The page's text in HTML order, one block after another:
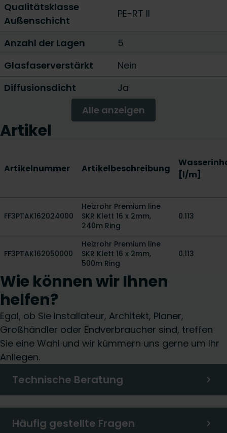
Qualitätsklasse
Außenschicht
PE-RT II
Anzahl der Lagen
5
Glasfaserverstärkt
Nein
Diffusionsdicht
Ja
Alle anzeigen
Artikel
Artikelnummer Artikelbeschreibung
[l/m]
FF3PTAK162024000
Heizrohr Premium line
SKR Klett 16 x 2mm,
240m Ring
0.113
FF3PTAK162050000
Heizrohr Premium line
SKR Klett 16 x 2mm,
500m Ring
0.113
Wie können wir Ihnen
helfen?
Egal, ob Sie Installateur, Architekt, Planer,
Großhändler oder Endverbraucher sind, treffen
Sie eine Wahl und wir kümmern uns gerne um Ihr
Anliegen.
Technische Beratung
Häufig gestellte Fragen